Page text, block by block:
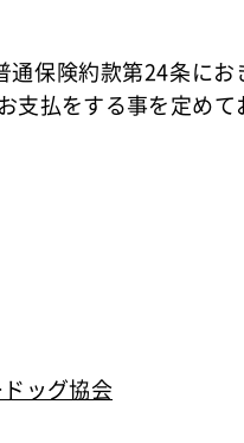
通保険約款第24条にお
支払をする事を定めて
ッグ協会